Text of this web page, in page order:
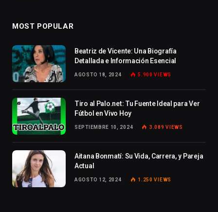
MOST POPULAR
Beatriz de Vicente: Una Biografía
Detallada e Información Esencial
AGOSTO 18, 2024 5.900VIEWS
Tiro al Palo.net: Tu Fuente Ideal para Ver
Fútbol en Vivo Hoy
SEPTIEMBRE 10, 2024 3.089VIEWS
Aitana Bonmatí: Su Vida, Carrera, y Pareja
Actual
AGOSTO 12, 2024 1.250VIEWS